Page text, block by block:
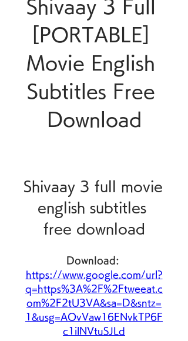
Shivaay 3 Full
[PORTABLE]
Movie English
Subtitles Free
Download
Shivaay 3 full movie
english subtitles
free download
https://www.google.com/url?
q=https%3A%2F%2Ftweeat.c
om%2F2tU3VA&sa=D&sntz=
1&usg=AOvVaw16ENvkTP6F
c1ilNVtuSJLd